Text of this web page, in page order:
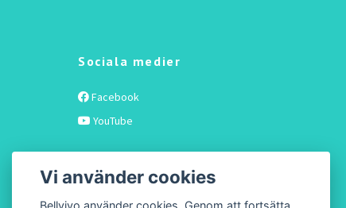
Sociala medier
Facebook
YouTube
Vi använder cookies